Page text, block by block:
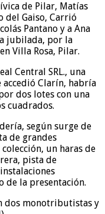
de Pilar, Matías
del Gaiso, Carrió
Pantano y a Ana
jubilada, por la
Villa Rosa, Pilar.
Central SRL., una
accedió Clarín, habría
dos lotes con una
cuadrados.
según surge de
de grandes
un haras de
pista de
de la presentación.
dos monotributistas y